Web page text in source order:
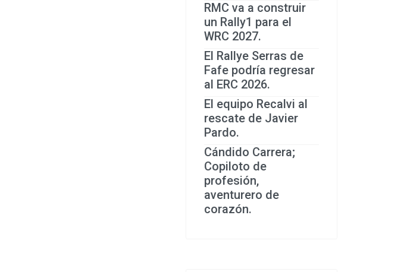
RMC va a construir
un Rally1 para el
WRC 2027.
El Rallye Serras de
Fafe podría regresar
al ERC 2026.
El equipo Recalvi al
rescate de Javier
Pardo.
Cándido Carrera;
Copiloto de
profesión,
aventurero de
corazón.